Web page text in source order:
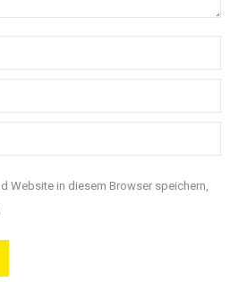
Website in diesem Browser speichern,